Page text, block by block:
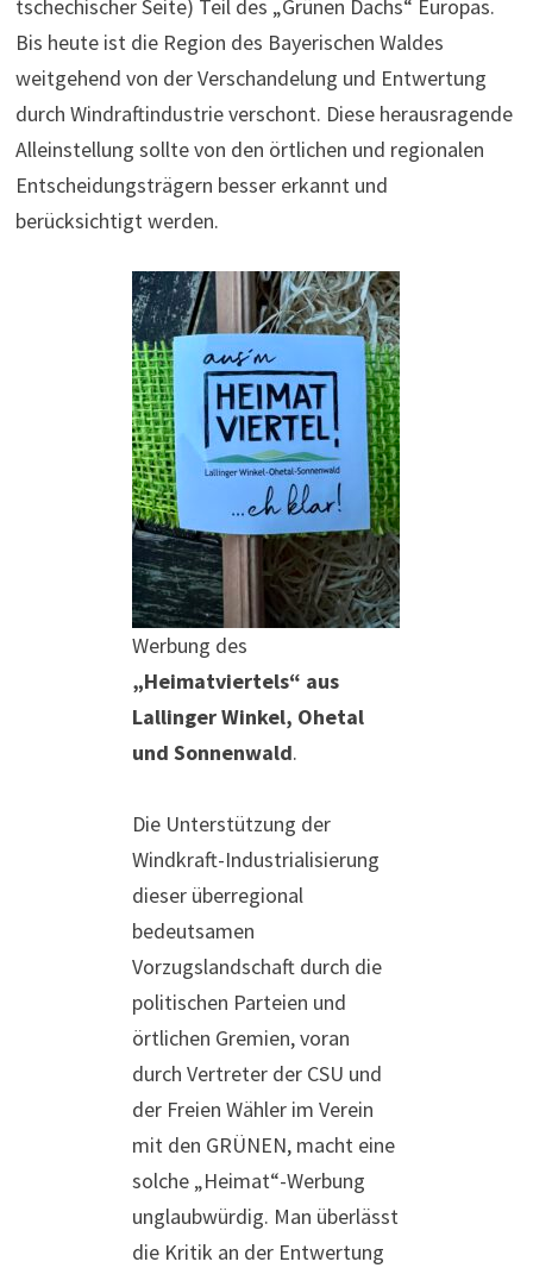
tschechischer Seite) Teil des „Grünen Dachs“ Europas.
Bis heute ist die Region des Bayerischen Waldes
weitgehend von der Verschandelung und Entwertung
durch Windraftindustrie verschont. Diese herausragende
Alleinstellung sollte von den örtlichen und regionalen
Entscheidungsträgern besser erkannt und
berücksichtigt werden.
Werbung des
„Heimatviertels“ aus
Lallinger Winkel, Ohetal
und Sonnenwald.
Die Unterstützung der
Windkraft-Industrialisierung
dieser überregional
bedeutsamen
Vorzugslandschaft durch die
politischen Parteien und
örtlichen Gremien, voran
durch Vertreter der CSU und
der Freien Wähler im Verein
mit den GRÜNEN, macht eine
solche „Heimat“-Werbung
unglaubwürdig. Man überlässt
die Kritik an der Entwertung